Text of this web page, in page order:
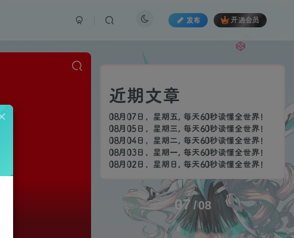
发布 开通会员
近期文章
08月07日，星期五, 每天60秒读懂全世界！
08月05日，星期三, 每天60秒读懂全世界！
08月04日，星期二, 每天60秒读懂全世界！
08月03日，星期一, 每天60秒读懂全世界！
08月02日，星期日, 每天60秒读懂全世界！
07 08